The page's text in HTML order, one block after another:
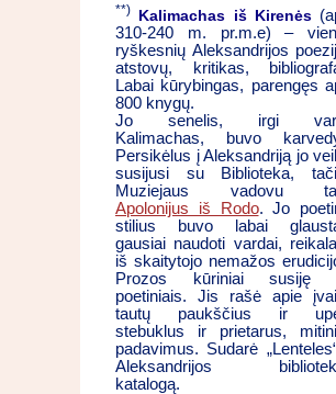
**) Kalimachas iš Kirenės
310-240 m. pr.m.e) –
ryškesnių Aleksandrijos
atstovų, kritikas,
Labai kūrybingas, parengęs
800 knygų.
Jo senelis, irgi
Kalimachas, buvo
Persikėlus į Aleksandriją jo
susijusi su Biblioteka,
Muziejaus vadovu
Apolonijus iš Rodo. Jo
stilius buvo labai
gausiai naudoti vardai,
iš skaitytojo nemažos
Prozos kūriniai susiję
poetiniais. Jis rašė apie
tautų paukščius ir
stebuklus ir prietarus,
padavimus. Sudarė
Aleksandrijos
katalogą.